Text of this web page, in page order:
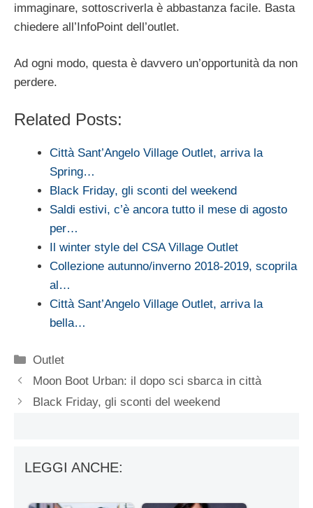
immaginare, sottoscriverla è abbastanza facile. Basta
chiedere all’InfoPoint dell’outlet.
Ad ogni modo, questa è davvero un’opportunità da non
perdere.
Related Posts:
Città Sant’Angelo Village Outlet, arriva la
Spring…
Black Friday, gli sconti del weekend
Saldi estivi, c’è ancora tutto il mese di agosto
per…
Il winter style del CSA Village Outlet
Collezione autunno/inverno 2018-2019, scoprila
al…
Città Sant’Angelo Village Outlet, arriva la
bella…
Categorie
Outlet
Moon Boot Urban: il dopo sci sbarca in città
Black Friday, gli sconti del weekend
LEGGI ANCHE: